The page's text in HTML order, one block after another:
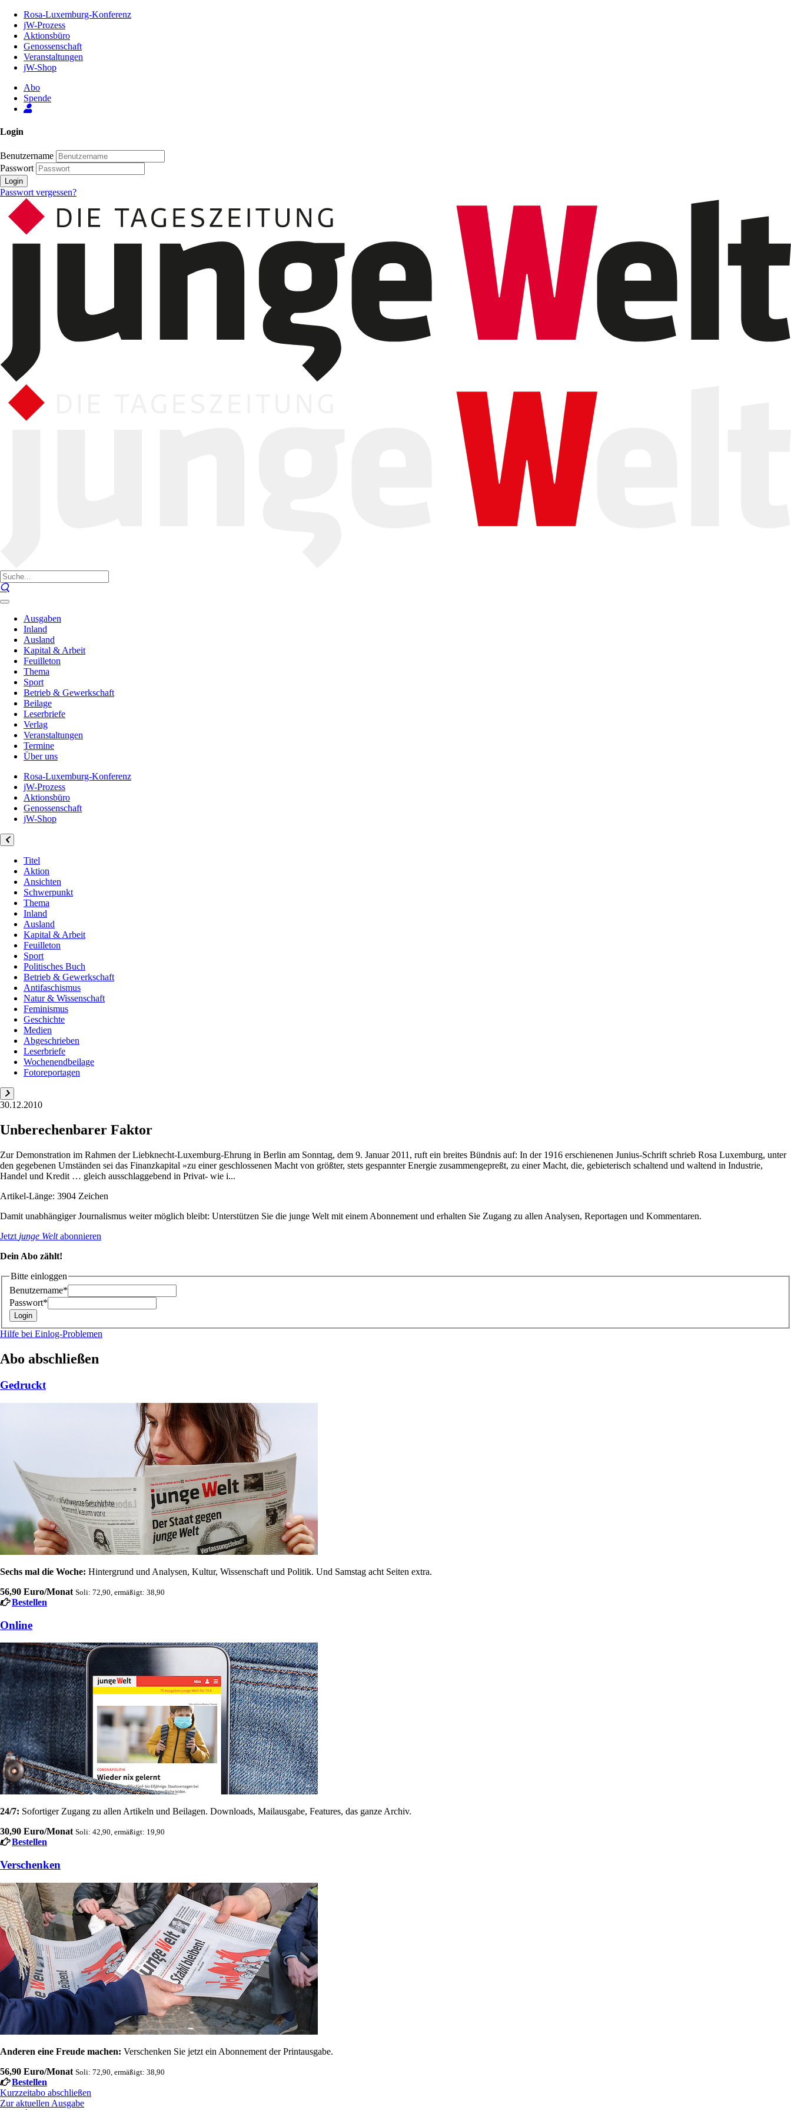
Inhalt
Seite
Rosa-Luxemburg-Konferenz
jW-Prozess
Aktionsbüro
Genossenschaft
Veranstaltungen
jW-Shop
Abo
Spende
Login
Benutzername
Passwort
Login
Passwort vergessen?
Ausgaben
Inland
Ausland
Kapital & Arbeit
Feuilleton
Thema
Sport
Betrieb & Gewerkschaft
Beilage
Leserbriefe
Verlag
Veranstaltungen
Termine
Über uns
Rosa-Luxemburg-Konferenz
jW-Prozess
Aktionsbüro
Genossenschaft
jW-Shop
Titel
Aktion
Ansichten
Schwerpunkt
Thema
Inland
Ausland
Kapital & Arbeit
Feuilleton
Sport
Politisches Buch
Betrieb & Gewerkschaft
Antifaschismus
Natur & Wissenschaft
Feminismus
Geschichte
Medien
Abgeschrieben
Leserbriefe
Wochenendbeilage
Fotoreportagen
30.12.2010
Unberechenbarer Faktor
Zur Demonstration im Rahmen der Liebknecht-Luxemburg-Ehrung in Berlin am Sonntag, dem 9. Januar 2011, ruft ein breites Bündnis auf: In der 1916 erschienenen Junius-Schrift schrieb Rosa Luxemburg, unter
den gegebenen Umständen sei das Finanzkapital »zu einer geschlossenen Macht von größter, stets gespannter Energie zusammengepreßt, zu einer Macht, die, gebieterisch schaltend und waltend in Industrie,
Handel und Kredit … gleich ausschlaggebend in Privat- wie i...
Artikel-Länge: 3904 Zeichen
Damit unabhängiger Journalismus weiter möglich bleibt: Unterstützen Sie die junge Welt mit einem Abonnement und erhalten Sie Zugang zu allen Analysen, Reportagen und Kommentaren.
Jetzt junge Weltabonnieren
Dein Abo zählt!
Bitte einloggen
Benutzername*
Passwort*
Hilfe bei Einlog-Problemen
Abo abschließen
Gedruckt
Sechs mal die Woche: Hintergrund und Analysen, Kultur, Wissenschaft und Politik. Und Samstag acht Seiten extra.
56,90 Euro/Monat Soli: 72,90, ermäßigt: 38,90
Bestellen
Online
24/7: Sofortiger Zugang zu allen Artikeln und Beilagen. Downloads, Mailausgabe, Features, das ganze Archiv.
30,90 Euro/Monat Soli: 42,90, ermäßigt: 19,90
Bestellen
Verschenken
Anderen eine Freude machen: Verschenken Sie jetzt ein Abonnement der Printausgabe.
56,90 Euro/Monat Soli: 72,90, ermäßigt: 38,90
Bestellen
Kurzzeitabo abschließen
Zur aktuellen Ausgabe